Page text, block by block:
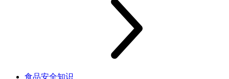
食品安全知识